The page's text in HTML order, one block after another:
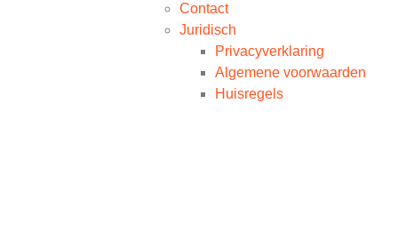
Contact
Juridisch
Privacyverklaring
Algemene voorwaarden
Huisregels